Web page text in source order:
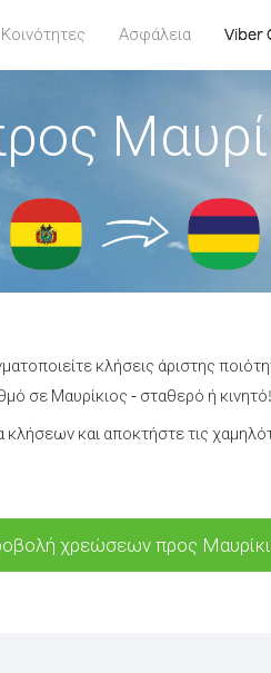
Κοινότητες Ασφάλεια Viber
κλήσεις άριστης
σε Μαυρίκιος - σταθερό ή
και αποκτήστε τις
χρεώσεων προς